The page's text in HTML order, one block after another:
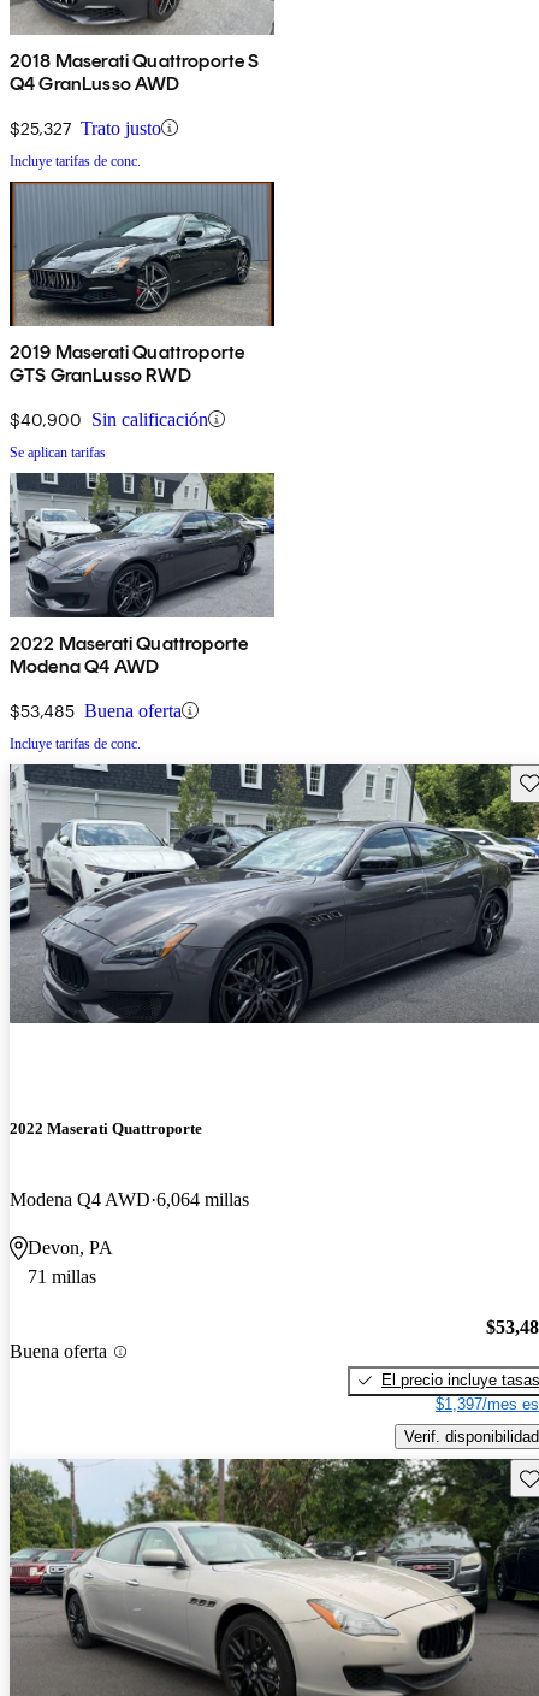
2018 Maserati Quattroporte S
Q4 GranLusso AWD
$25,327 Trato justo
Incluye tarifas de conc.
2019 Maserati Quattroporte
GTS GranLusso RWD
$40,900 Sin calificación
Se aplican tarifas
2022 Maserati Quattroporte
Modena Q4 AWD
$53,485 Buena oferta
Incluye tarifas de conc.
2022 Maserati Quattroporte
Modena Q4 AWD 6,064 millas
Devon, PA
71 millas
Buena oferta
El precio incluye tasas
$1,397/mes
Verif. disponibilidad